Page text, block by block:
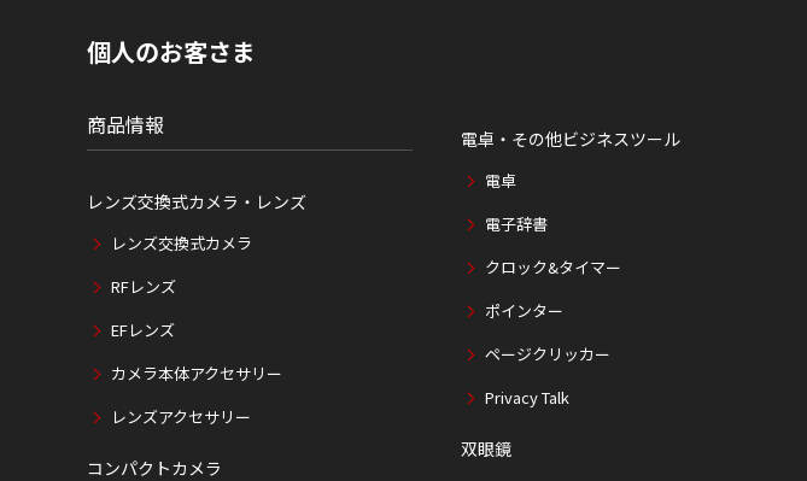
個人のお客さま
商品情報
レンズ交換式カメラ・レンズ
レンズ交換式カメラ
RFレンズ
EFレンズ
カメラ本体アクセサリー
レンズアクセサリー
コンパクトカメラ
電卓・その他ビジネスツール
電卓
電子辞書
クロック&タイマー
ポインター
ページクリッカー
Privacy Talk
双眼鏡